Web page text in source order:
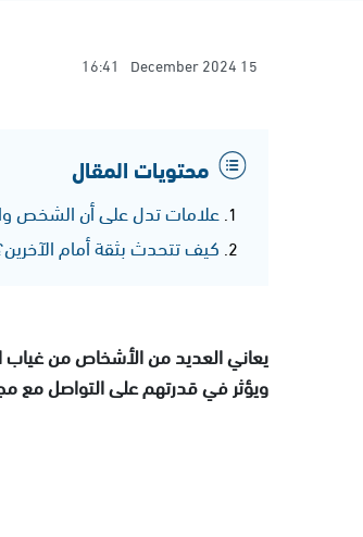
15 December 2024
16:41
محتويات المقال
علامات تدل على أن الشخص
كيف تتحدث بثقة أمام
يعاني العديد من الأشخاص من غياب
ويؤثر في قدرتهم على التواصل مع